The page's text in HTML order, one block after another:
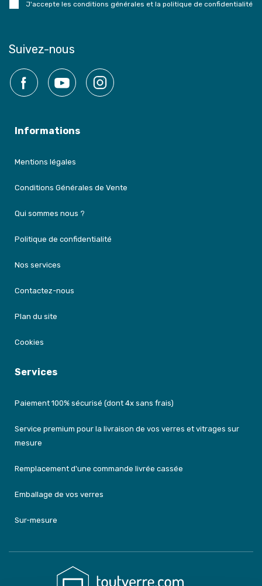
J'accepte les conditions générales et la politique de confidentialité
Suivez-nous
Facebook YouTube
Informations
Mentions légales
Conditions Générales de Vente
Qui sommes nous ?
Politique de confidentialité
Nos services
Contactez-nous
Plan du site
Cookies
Services
Paiement 100% sécurisé (dont 4x sans frais)
Service premium pour la livraison de vos verres et vitrages sur
mesure
Remplacement d'une commande livrée cassée
Emballage de vos verres
Sur-mesure